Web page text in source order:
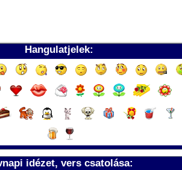
Hangulatjelek:
idézet, vers csatolása: